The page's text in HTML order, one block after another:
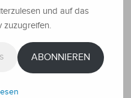
und auf das
zuzugreifen.
ABONNIEREN